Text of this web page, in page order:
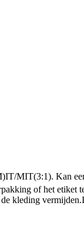
MIT(3:1). Kan
of het etiket
kleding vermijden.